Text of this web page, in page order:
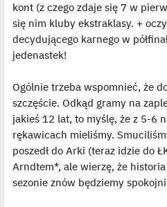
kont (z czego zdaje się 7 w
się nim kluby ekstraklasy. +
decydującego karnego w
jedenastek!
Ogólnie trzeba wspomnieć, że
szczęście. Odkąd gramy na
jakieś 12 lat, to myślę, że z 5-6
rękawicach mieliśmy.
poszedł do Arki (teraz idzie do
Arndtem*, ale wierzę, że
sezonie znów będziemy